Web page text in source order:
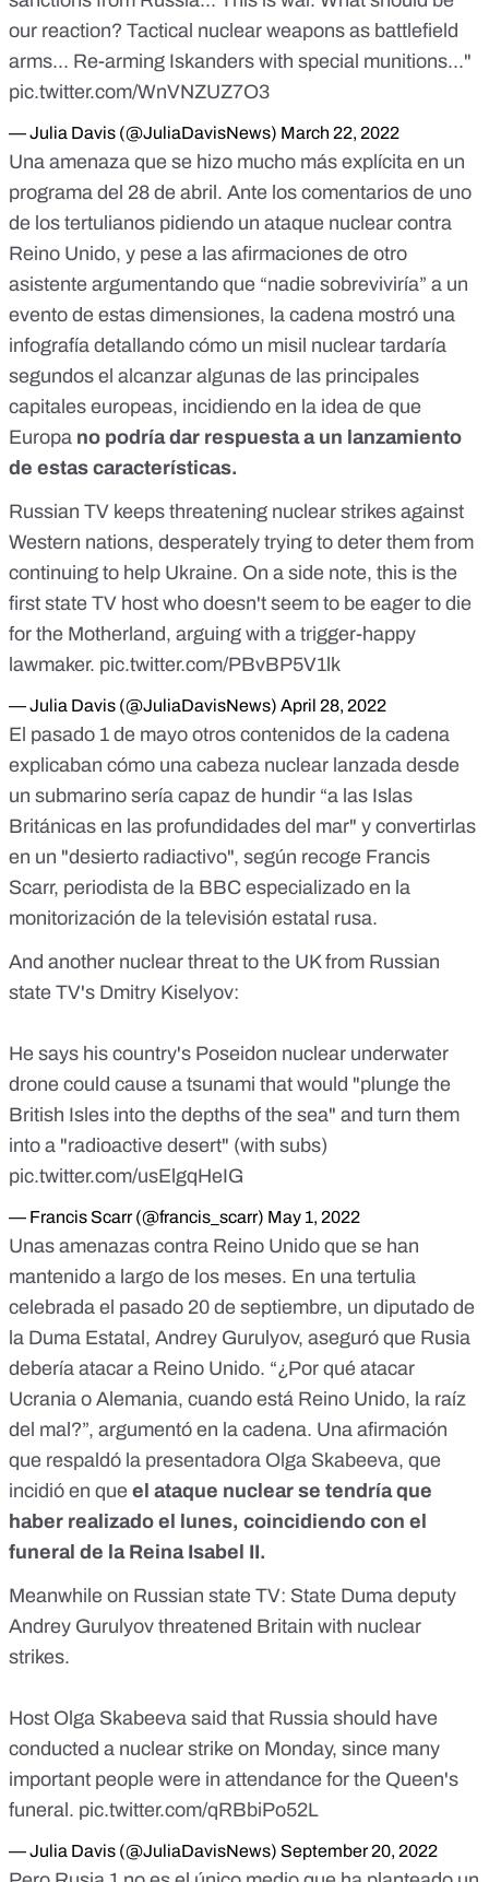
our reaction? Tactical nuclear weapons as battlefield
arms... Re-arming Iskanders with special munitions..."
pic.twitter.com/WnVNZUZ7O3
— Julia Davis (@JuliaDavisNews) March 22, 2022
Una amenaza que se hizo mucho más explícita en un
programa del 28 de abril. Ante los comentarios de uno
de los tertulianos pidiendo un ataque nuclear contra
Reino Unido, y pese a las afirmaciones de otro
asistente argumentando que “nadie sobreviviría” a un
evento de estas dimensiones, la cadena mostró una
infografía detallando cómo un misil nuclear tardaría
segundos el alcanzar algunas de las principales
capitales europeas, incidiendo en la idea de que
Europa no podría dar respuesta a un lanzamiento
de estas características.
Russian TV keeps threatening nuclear strikes against
Western nations, desperately trying to deter them from
continuing to help Ukraine. On a side note, this is the
first state TV host who doesn't seem to be eager to die
for the Motherland, arguing with a trigger-happy
lawmaker. pic.twitter.com/PBvBP5V1lk
— Julia Davis (@JuliaDavisNews) April 28, 2022
El pasado 1 de mayo otros contenidos de la cadena
explicaban cómo una cabeza nuclear lanzada desde
un submarino sería capaz de hundir “a las Islas
Británicas en las profundidades del mar" y convertirlas
en un "desierto radiactivo", según recoge Francis
Scarr, periodista de la BBC especializado en la
monitorización de la televisión estatal rusa.
And another nuclear threat to the UK from Russian
state TV's Dmitry Kiselyov:
He says his country's Poseidon nuclear underwater
drone could cause a tsunami that would "plunge the
British Isles into the depths of the sea" and turn them
into a "radioactive desert" (with subs)
pic.twitter.com/usElgqHeIG
— Francis Scarr (@francis_scarr) May 1, 2022
Unas amenazas contra Reino Unido que se han
mantenido a largo de los meses. En una tertulia
celebrada el pasado 20 de septiembre, un diputado de
la Duma Estatal, Andrey Gurulyov, aseguró que Rusia
debería atacar a Reino Unido. “¿Por qué atacar
Ucrania o Alemania, cuando está Reino Unido, la raíz
del mal?”, argumentó en la cadena. Una afirmación
que respaldó la presentadora Olga Skabeeva, que
incidió en que el ataque nuclear se tendría que
haber realizado el lunes, coincidiendo con el
funeral de la Reina Isabel II.
Meanwhile on Russian state TV: State Duma deputy
Andrey Gurulyov threatened Britain with nuclear
strikes.
Host Olga Skabeeva said that Russia should have
conducted a nuclear strike on Monday, since many
important people were in attendance for the Queen's
funeral. pic.twitter.com/qRBbiPo52L
— Julia Davis (@JuliaDavisNews) September 20, 2022